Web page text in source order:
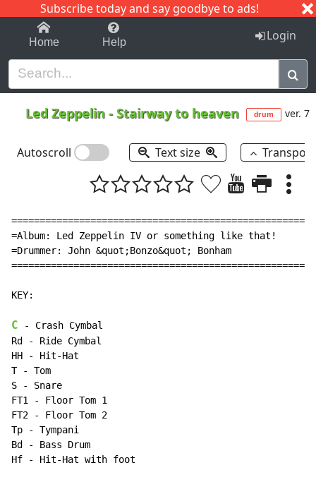
Subscribe today and say goodbye to ads!
1-9 C I J
Home Help Login
Led Zeppelin -Stairway to heaven drum ver. 7
Autoscroll Text size
=Album: Led Zeppelin IV or something like that!
=Drummer: John &quot;Bonzo&quot; Bonham
KEY:
C - Crash Cymbal
Rd - Ride Cymbal
HH - Hit-Hat
T - Tom
S - Snare
FT1 - Floor Tom 1
FT2 - Floor Tom 2
Tp - Tympani
Bd - Bass Drum
Hf - Hit-Hat with foot